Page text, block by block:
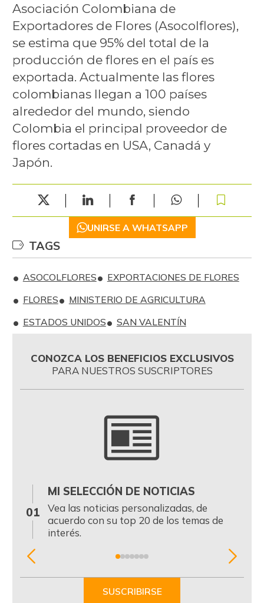
Asociación Colombiana de
Exportadores de Flores (Asocolflores),
se estima que 95% del total de la
producción de flores en el país es
exportada. Actualmente las flores
colombianas llegan a 100 países
alrededor del mundo, siendo
Colombia el principal proveedor de
flores cortadas en USA, Canadá y
Japón.
UNIRSE A WHATSAPP
TAGS
ASOCOLFLORES
EXPORTACIONES DE FLORES
FLORES
MINISTERIO DE AGRICULTURA
ESTADOS UNIDOS
SAN VALENTÍN
CONOZCA LOS BENEFICIOS EXCLUSIVOS
PARA NUESTROS SUSCRIPTORES
01
MI SELECCIÓN DE NOTICIAS
Vea las noticias personalizadas, de
acuerdo con su top 20 de los temas de
interés.
Item
SUSCRIBIRSE